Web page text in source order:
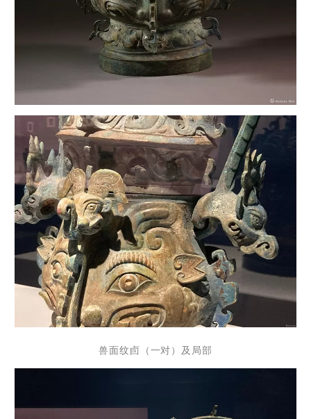
兽面纹卣（一对）及局部